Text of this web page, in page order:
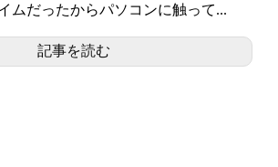
ムだったからパソコンに触って...
記事を読む